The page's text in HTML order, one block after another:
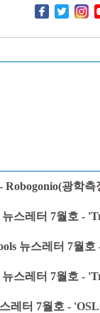
광학측
스레터 7월호 -
뉴스레터 7월
스레터 7월호 -
레터 7월호 -